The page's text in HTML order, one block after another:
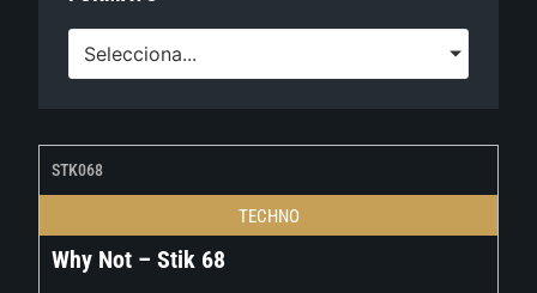
Selecciona...
STK068
TECHNO
Why Not – Stik 68